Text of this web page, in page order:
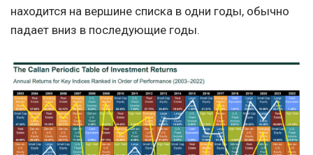
находится на вершине списка в одни годы, обычно
падает вниз в последующие годы.